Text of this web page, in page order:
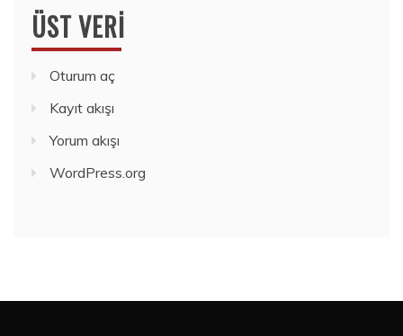
ÜST VERI
Oturum aç
Kayıt akışı
Yorum akışı
WordPress.org